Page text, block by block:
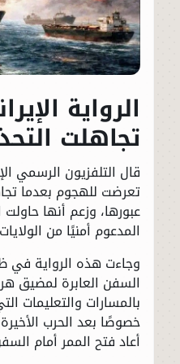
الرواية
تجاهلت
قال التلفزيون الرسمي
تعرضت للهجوم بعدما
عبورها، وزعم أنها حاولت
المدعوم أمنيًا من
وجاءت هذه الرواية في
السفن العابرة لمضيق
بالمسارات والتعليمات
خصوصًا بعد الحرب
أعاد فتح الممر أمام